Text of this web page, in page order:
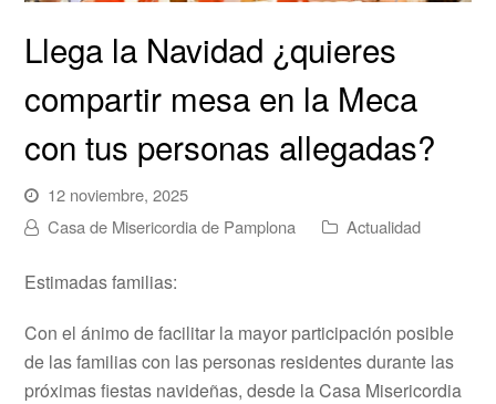
Llega la Navidad ¿quieres
compartir mesa en la Meca
con tus personas allegadas?
12 noviembre, 2025
Casa de Misericordia de Pamplona
Actualidad
Estimadas familias:
Con el ánimo de facilitar la mayor participación posible
de las familias con las personas residentes durante las
próximas fiestas navideñas, desde la Casa Misericordia